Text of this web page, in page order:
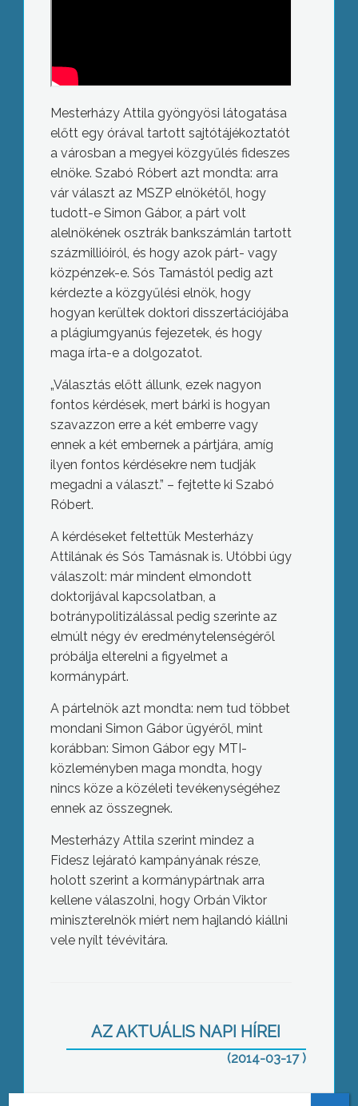
Mesterházy Attila gyöngyösi látogatása
előtt egy órával tartott sajtótájékoztatót
a városban a megyei közgyűlés fideszes
elnöke. Szabó Róbert azt mondta: arra
vár választ az MSZP elnökétől, hogy
tudott-e Simon Gábor, a párt volt
alelnökének osztrák bankszámlán tartott
százmillióiról, és hogy azok párt- vagy
közpénzek-e. Sós Tamástól pedig azt
kérdezte a közgyűlési elnök, hogy
hogyan kerültek doktori disszertációjába
a plágiumgyanús fejezetek, és hogy
maga írta-e a dolgozatot.
„Választás előtt állunk, ezek nagyon
fontos kérdések, mert bárki is hogyan
szavazzon erre a két emberre vagy
ennek a két embernek a pártjára, amíg
ilyen fontos kérdésekre nem tudják
megadni a választ.” – fejtette ki Szabó
Róbert.
A kérdéseket feltettük Mesterházy
Attilának és Sós Tamásnak is. Utóbbi úgy
válaszolt: már mindent elmondott
doktorijával kapcsolatban, a
botránypolitizálással pedig szerinte az
elmúlt négy év eredménytelenségéről
próbálja elterelni a figyelmet a
kormánypárt.
A pártelnök azt mondta: nem tud többet
mondani Simon Gábor ügyéről, mint
korábban: Simon Gábor egy MTI-
közleményben maga mondta, hogy
nincs köze a közéleti tevékenységéhez
ennek az összegnek.
Mesterházy Attila szerint mindez a
Fidesz lejárató kampányának része,
holott szerint a kormánypártnak arra
kellene válaszolni, hogy Orbán Viktor
miniszterelnök miért nem hajlandó kiállni
vele nyílt tévévitára.
AZ AKTUÁLIS NAPI HÍREI
(2014-03-17 )